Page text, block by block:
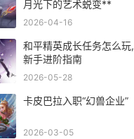
月光下的艺术蜕变**
2026-04-16
和平精英成长任务怎么玩,
新手进阶指南
2026-05-28
卡皮巴拉入职“幻兽企业”
2026-03-05